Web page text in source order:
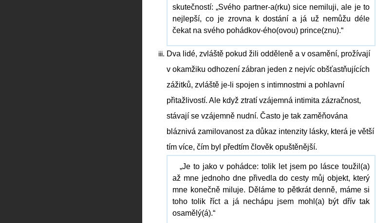
skutečností: „Svého partner-a(rku) sice nemiluji, ale je to
nejlepší, co je zrovna k dostání a já už nemůžu déle
čekat na svého pohádkov-ého(ovou) prince(znu).“
Dva lidé, zvláště pokud žili odděleně a v osamění, prožívají
v okamžiku odhození zábran jeden z nejvíc obšťastňujících
zážitků, zvláště je-li spojen s intimnostmi a pohlavní
přitažlivostí. Ale když ztratí vzájemná intimita zázračnost,
stávají se vzájemně nudní. Často je tak zaměňována
bláznivá zamilovanost za důkaz intenzity lásky, která je větší
tím více, čím byl předtím člověk opuštěnější.
„Je to jako v pohádce: tolik let jsem po lásce toužil(a)
až mne jednoho dne přivedla do cesty můj objekt, který
mne konečně miluje. Děláme to pětkrát denně, máme si
toho tolik říct a já nechápu jsem mohl(a) být dřív tak
osamělý(á).“